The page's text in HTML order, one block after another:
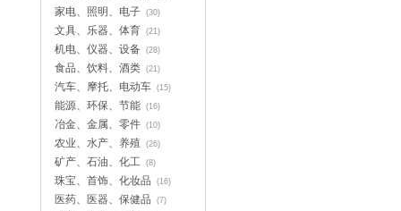
家电、照明、电子 (30)
文具、乐器、体育 (21)
机电、仪器、设备 (28)
食品、饮料、酒类 (21)
汽车、摩托、电动车 (15)
能源、环保、节能 (16)
冶金、金属、零件 (10)
农业、水产、养殖 (26)
矿产、石油、化工 (8)
珠宝、首饰、化妆品 (16)
医药、医器、保健品 (7)